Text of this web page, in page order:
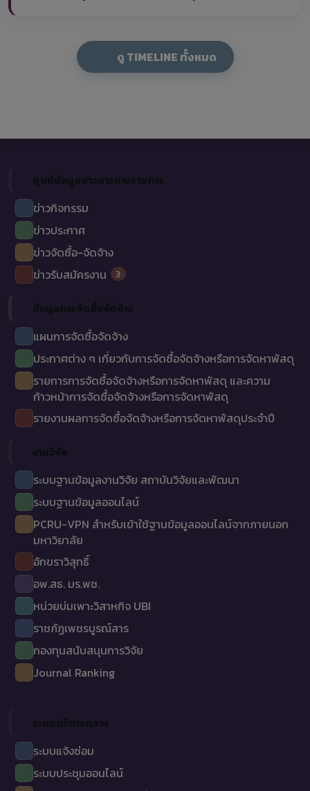
ดู TIMELINE ทั้งหมด
ศูนย์ข้อมูลข่าวสารทางราชการ
ข่าวกิจกรรม
ข่าวประกาศ
ข่าวจัดซื้อ-จัดจ้าง
ข่าวรับสมัครงาน
3
ข้อมูลการจัดซื้อจัดจ้าง
แผนการจัดซื้อจัดจ้าง
ประกาศต่าง ๆ เกี่ยวกับการจัดซื้อจัดจ้างหรือการจัดหาพัสดุ
รายการการจัดซื้อจัดจ้างหรือการจัดหาพัสดุ และความ
ก้าวหน้าการจัดซื้อจัดจ้างหรือการจัดหาพัสดุ
รายงานผลการจัดซื้อจัดจ้างหรือการจัดหาพัสดุประจำปี
งานวิจัย
ระบบฐานข้อมูลงานวิจัย สถาบันวิจัยและพัฒนา
ระบบฐานข้อมูลออนไลน์
PCRU-VPN สำหรับเข้าใช้ฐานข้อมูลออนไลน์จากภายนอก
มหาวิยาลัย
อักขราวิสุทธิ์
อพ.สธ. มร.พช.
หน่วยบ่มเพาะวิสาหกิจ UBI
ราชภัฏเพชรบูรณ์สาร
กองทุนสนับสนุนการวิจัย
Journal Ranking
ระบบบริการกลาง
ระบบแจ้งซ่อม
ระบบประชุมออนไลน์